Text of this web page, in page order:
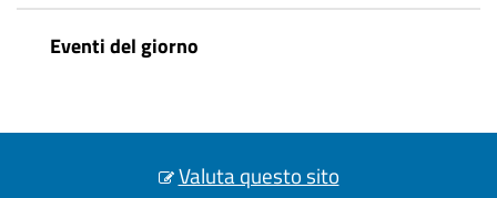
Eventi del giorno
Valuta questo sito